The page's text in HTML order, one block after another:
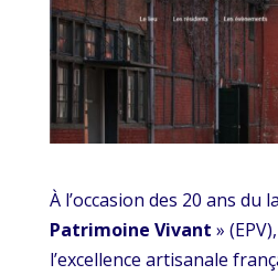
À l’occasion des 20 ans du
Patrimoine Vivant »
l’excellence artisanale